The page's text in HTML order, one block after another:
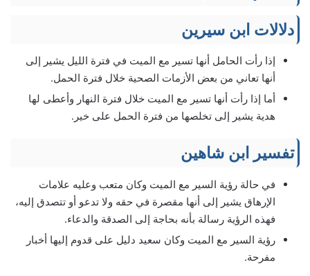
دلالات ابن سيرين
إذا رأت الحامل أنها تسير مع الميت في فترة الليل يشير إلى
أنها تعاني من بعض الأزمات الصحية خلال فترة الحمل.
أما إذا رأت أنها تسير مع الميت خلال فترة النهار وأعطى لها
هدية يشير إلى تخلصها من فترة الحمل على خير.
تفسير ابن شاهين
في حالة رؤية السير مع الميت وكان متعب وعليه علامات
الإرهاق يشير إلى أنها مقصرة في حقه ولا تدعو أو تتصدق إليه،
فهذه الرؤية رسالة بأنه بحاجة إلى الصدقة والدعاء.
رؤية السير مع الميت وكان سعيد دليل على قدوم إليها أخبار
مفرحة.